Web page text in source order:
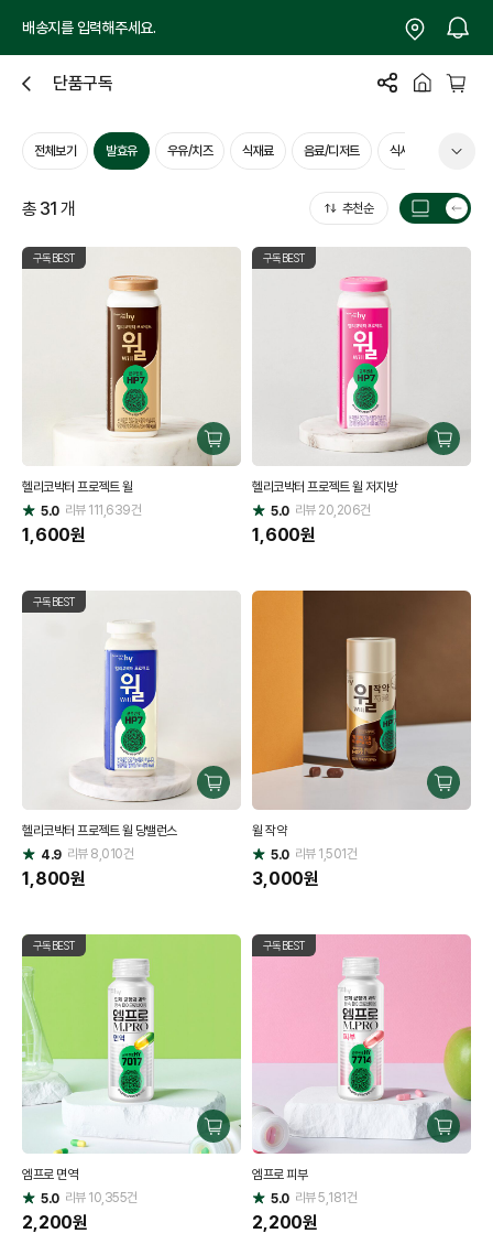
배송지를 입력해주세요.
닫
단품구독
전체보기 발효유 우유/치즈 식재료 음료/디저트 식사대용식
총31개 추천순
목
구독BEST
구
매
헬리코박터 프로젝트 윌
별
점
5.0 리뷰111,639건
1,600원
구독BEST
구
매
헬리코박터 프로젝트 윌 저지방
별
점
5.0 리뷰20,206건
1,600원
구독BEST
구
매
헬리코박터 프로젝트 윌 당밸런스
별
점
4.9 리뷰8,010건
1,800원
구
매
윌 작약
별
점
5.0 리뷰1,501건
3,000원
구독BEST
구
매
엠프로 면역
별
점
5.0 리뷰10,355건
2,200원
구독BEST
구
매
엠프로 피부
별
점
5.0 리뷰5,181건
2,200원